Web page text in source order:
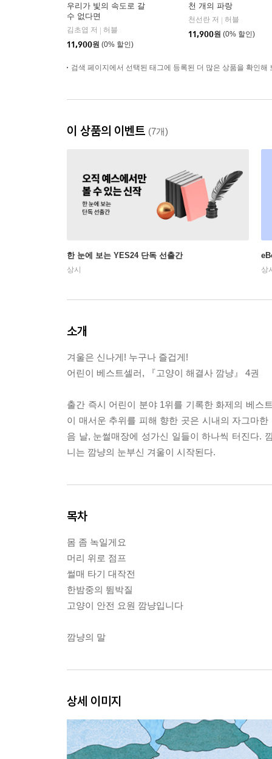
우리가 빛의 속도로 갈
수 없다면
김초엽 저 | 허블
11,900원 (0% 할인)
천 개의 파랑
천선란 저 | 허블
11,900원 (0% 할인)
검색 페이지에서 선택된 태그에 등록된 더 많은 상품을 확인해
이 상품의 이벤트 (7개)
한 눈에 보는 YES24 단독 선출간
상시 상
소개
겨울은 신나게! 누구나 즐겁게!
어린이 베스트셀러, 『고양이 해결사 깜냥』 4권
출간 즉시 어린이 분야 1위를 기록한 화제의 베스
이 매서운 추위를 피해 향한 곳은 시내의 자그마
음 날, 눈썰매장에 성가신 일들이 하나씩 터진다.
니는 깜냥의 눈부신 겨울이 시작된다.
목차
몸 좀 녹일게요
머리 위로 점프
썰매 타기 대작전
한밤중의 뜀박질
고양이 안전 요원 깜냥입니다
깜냥의 말
상세 이미지